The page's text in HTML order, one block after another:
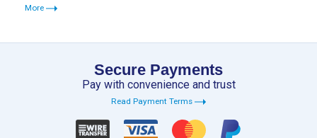
More
Secure Payments
Pay with convenience and trust
Read Payment Terms